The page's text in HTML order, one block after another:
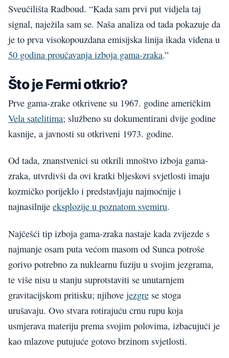
Sveučilišta Radboud. “Kada sam prvi put vidjela taj
signal, naježila sam se. Naša analiza od tada pokazuje da
je to prva visokopouzdana emisijska linija ikada viđena u
50 godina proučavanja izboja gama-zraka.”
Što je Fermi otkrio?
Prve gama-zrake otkrivene su 1967. godine američkim
Vela satelitima; službeno su dokumentirani dvije godine
kasnije, a javnosti su otkriveni 1973. godine.
Od tada, znanstvenici su otkrili mnoštvo izboja gama-
zraka, utvrdivši da ovi kratki bljeskovi svjetlosti imaju
kozmičko porijeklo i predstavljaju najmoćnije i
najnasilnije eksplozije u poznatom svemiru.
Najčešći tip izboja gama-zraka nastaje kada zvijezde s
najmanje osam puta većom masom od Sunca potroše
gorivo potrebno za nuklearnu fuziju u svojim jezgrama,
te više nisu u stanju suprotstaviti se unutarnjem
gravitacijskom pritisku; njihove jezgre se stoga
urušavaju. Ovo stvara rotirajuću crnu rupu koja
usmjerava materiju prema svojim polovima, izbacujući je
kao mlazove putujuće gotovo brzinom svjetlosti.